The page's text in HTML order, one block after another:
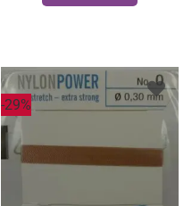
12,00 kr..9,00 kr..
-29%